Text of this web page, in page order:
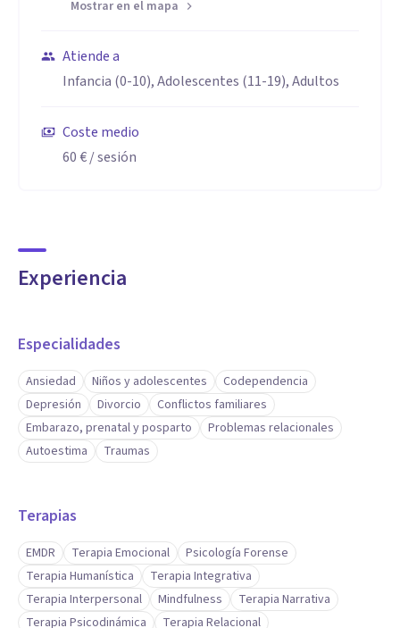
Mostrar en el mapa
Atiende a
Infancia (0-10), Adolescentes (11-19), Adultos
Coste medio
60 €/ sesión
Experiencia
Especialidades
Ansiedad Niños y adolescentes
Codependencia
Depresión
Divorcio
Conflictos familiares
Embarazo, prenatal y posparto
Problemas relacionales
Autoestima
Traumas
Terapias
EMDR Terapia Emocional
Psicología Forense
Terapia Humanística
Terapia Integrativa
Terapia Interpersonal
Mindfulness
Terapia Narrativa
Terapia Psicodinámica
Terapia Relacional